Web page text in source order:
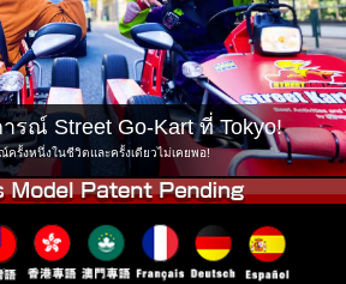
Tokyo Akihabara#1
Tokyo Shibuya
Tokyo Bay
Osaka
รณ์ Street Go-Kart ที่ Tokyo!
ครั้งหนึ่งในชีวิตและครั้งเดียวไม่เคยพอ!